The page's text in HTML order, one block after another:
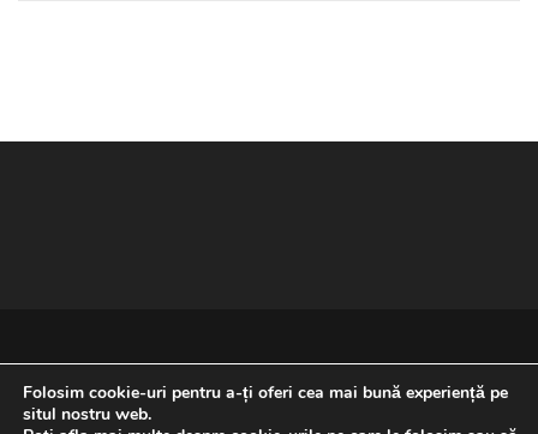
Folosim cookie-uri pentru a-ți oferi cea mai bună experiență pe
situl nostru web.